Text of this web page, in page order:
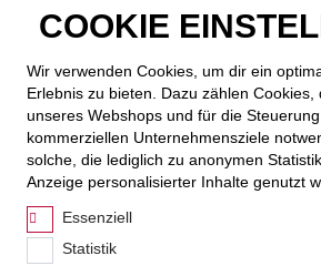
COOKIE
Wir verwenden Cookies, um dir ein
Erlebnis zu bieten. Dazu zählen
unseres Webshops und für die
kommerziellen Unternehmensziele
solche, die lediglich zu anonymen
Anzeige personalisierter Inhalte genutzt
Essenziell
Statistik
Features wie langer Akkulaufzeit,
Unterstützung und robuster
bieten sie die nötige Unterstützung für
Lernerlebnis. Egal, ob du auf
Präsentationen erstellst oder Notizen
Tablets sind die ideale Lösung für dich
beim Lernen.
Tablets mit Tastatur und
Lenovo Tablets sind nicht nur wegen